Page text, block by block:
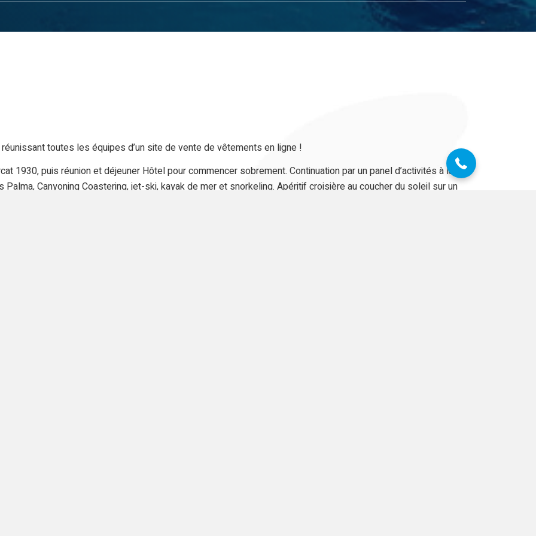
toutes les équipes d’un site de vente de vêtements en ligne !
1930, puis réunion et déjeuner Hôtel pour commencer sobrement. Continuation par un panel d’activités à la
Palma, Canyoning Coastering, jet-ski, kayak de mer et snorkeling. Apéritif croisière au coucher du soleil sur un